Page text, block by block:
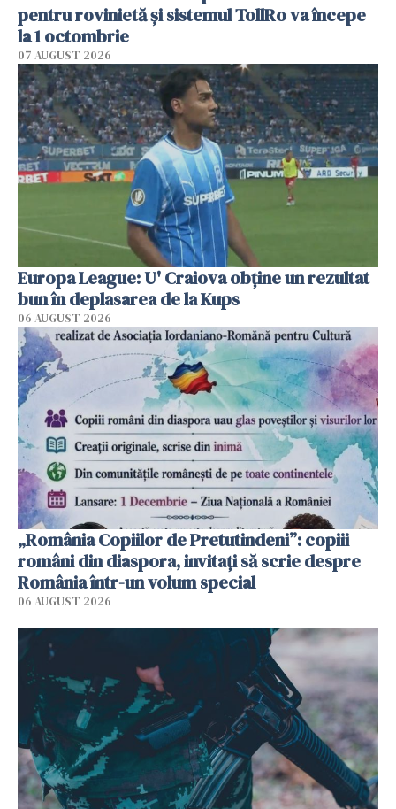
pentru rovinietă şi sistemul TollRo va începe
la 1 octombrie
07 AUGUST 2026
Europa League: U' Craiova obține un rezultat
bun în deplasarea de la Kups
06 AUGUST 2026
„România Copiilor de Pretutindeni”: copiii
români din diaspora, invitați să scrie despre
România într-un volum special
06 AUGUST 2026